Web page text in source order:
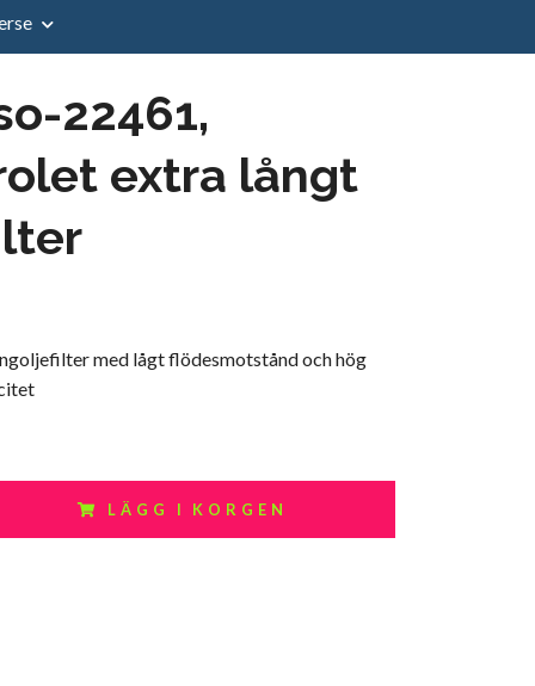
22461,
extra långt
med lågt flödesmotstånd och hög
LÄGG I KORGEN